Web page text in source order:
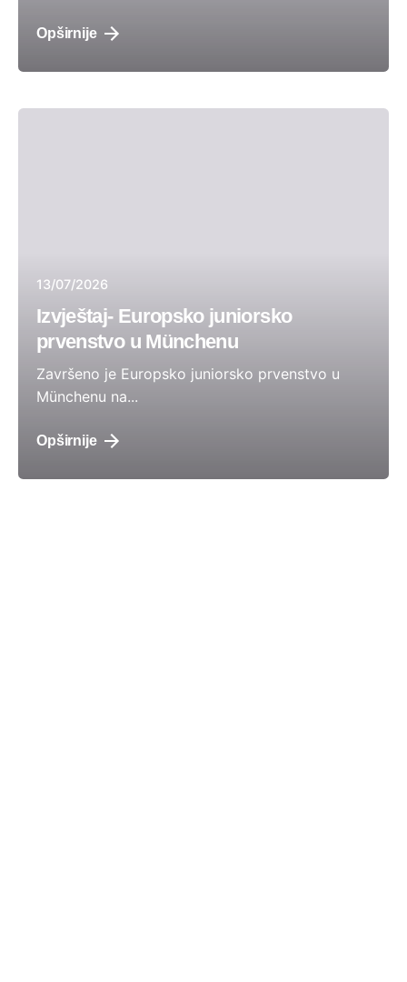
Opširnije
13/07/2026
Izvještaj- Europsko juniorsko
prvenstvo u Münchenu
Završeno je Europsko juniorsko prvenstvo u
Münchenu na...
Opširnije